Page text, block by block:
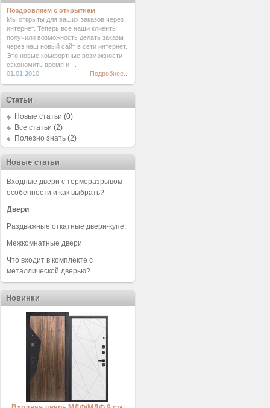
Поздровляем с открытием
Мы открыты для ваших заказов через
интернет. Теперь все наши клиенты
получили возможность делать заказы
через наш новый сайт в сети интернет.
Это новые комфортные возможности
сэкономить время и ...
01.01.2010
Подробнее...
Статьи
Новые статьи (0)
Все статьи (2)
Полезно знать (2)
Новые статьи
Входные двери с терморазрывом-
особенности и как выбрать?
Двери
Раздвижные откатные двери-купе.
Межкомнатные двери
Что входит в комплекте с
металлической дверью?
Новинки